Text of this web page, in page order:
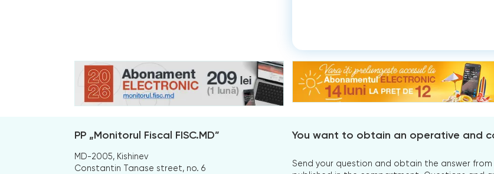
PP „Monitorul Fiscal FISC.MD”
MD-2005, Kishinev
Constantin Tanase street, no. 6
You want to obtain an operative and
Send your question and obtain the answer